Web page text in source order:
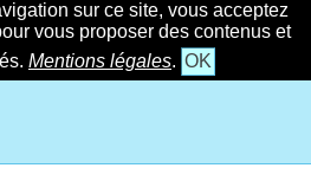
sur ce site, vous acceptez
vous proposer des contenus et
Mentions légales. OK